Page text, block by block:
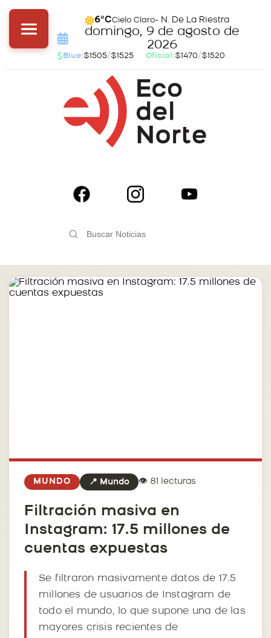
6°CCielo Claro- N. De La Riestra
domingo, 9 de agosto de
2026
Blue:$1505/$1525 Oficial:$1470/$1520
MUNDO 📍 Mundo 👁️ 81 lecturas
Filtración masiva en
Instagram: 17.5 millones de
cuentas expuestas
Se filtraron masivamente datos de 17.5
millones de usuarios de Instagram de
todo el mundo, lo que supone una de las
mayores crisis recientes de